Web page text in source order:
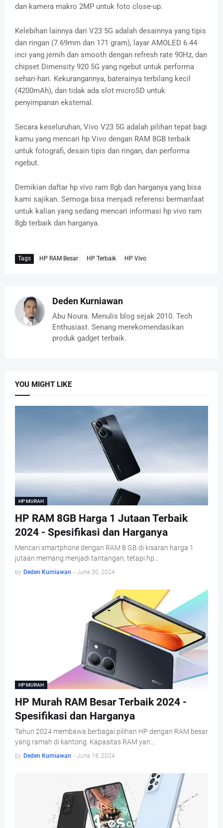
dan kamera makro 2MP untuk foto close-up.
Kelebihan lainnya dari V23 5G adalah desainnya yang tipis
dan ringan (7.69mm dan 171 gram), layar AMOLED 6.44
inci yang jernih dan smooth dengan refresh rate 90Hz, dan
chipset Dimensity 920 5G yang ngebut untuk performa
sehari-hari. Kekurangannya, baterainya terbilang kecil
(4200mAh), dan tidak ada slot microSD untuk
penyimpanan eksternal.
Secara keseluruhan, Vivo V23 5G adalah pilihan tepat bagi
kamu yang mencari hp Vivo dengan RAM 8GB terbaik
untuk fotografi, desain tipis dan ringan, dan performa
ngebut.
Demikian daftar hp vivo ram 8gb dan harganya yang bisa
kami sajikan. Semoga bisa menjadi referensi bermanfaat
untuk kalian yang sedang mencari informasi hp vivo ram
8gb terbaik dan harganya.
Tags HP RAM Besar HP Terbaik HP Vivo
Deden Kurniawan
Abu Noura. Menulis blog sejak 2010. Tech
Enthusiast. Senang merekomendasikan
produk gadget terbaik.
YOU MIGHT LIKE
HP MURAH
HP RAM 8GB Harga 1 Jutaan Terbaik
2024 - Spesifikasi dan Harganya
Mencari smartphone dengan RAM 8 GB di kisaran harga 1
jutaan memang menjadi tantangan, tetapi hp…
by Deden Kurniawan - June 30, 2024
HP MURAH
HP Murah RAM Besar Terbaik 2024 -
Spesifikasi dan Harganya
Tahun 2024 membawa berbagai pilihan HP dengan RAM besar
yang ramah di kantong. Kapasitas RAM yan…
by Deden Kurniawan - June 18, 2024